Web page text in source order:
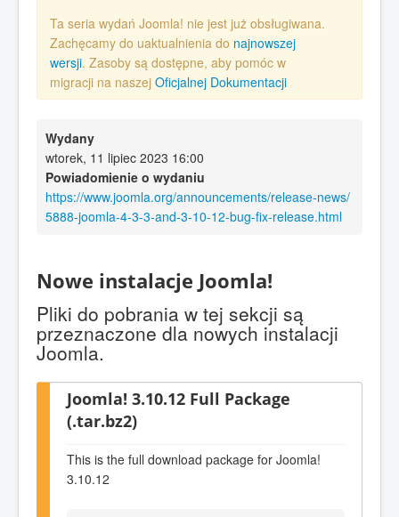
Ta seria wydań Joomla! nie jest już obsługiwana.
Zachęcamy do uaktualnienia do najnowszej
wersji. Zasoby są dostępne, aby pomóc w
migracji na naszej Oficjalnej Dokumentacji
Wydany
wtorek, 11 lipiec 2023 16:00
Powiadomienie o wydaniu
https://www.joomla.org/announcements/release-news/
5888-joomla-4-3-3-and-3-10-12-bug-fix-release.html
Nowe instalacje Joomla!
Pliki do pobrania w tej sekcji są
przeznaczone dla nowych instalacji
Joomla.
Joomla! 3.10.12 Full Package
(.tar.bz2)
This is the full download package for Joomla!
3.10.12